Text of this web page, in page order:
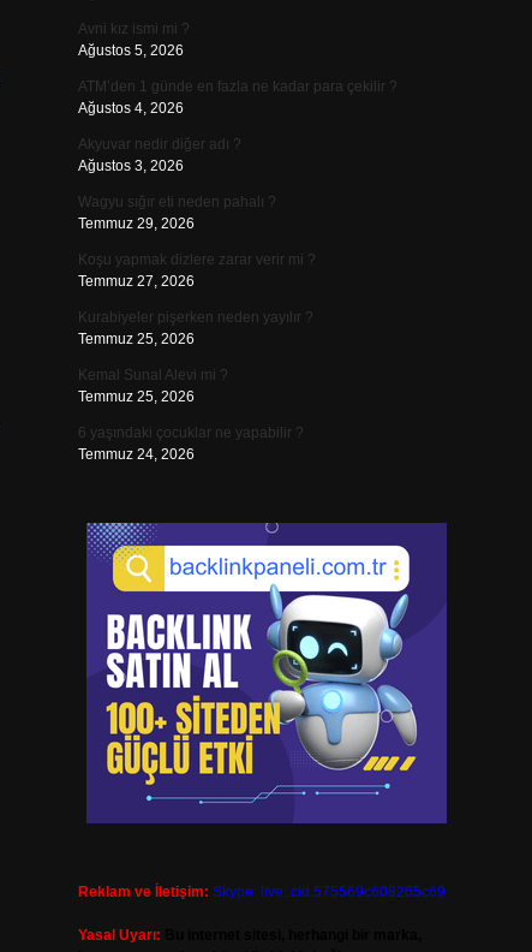
Avni kız ismi mi ?
Ağustos 5, 2026
ATM’den 1 günde en fazla ne kadar para çekilir ?
Ağustos 4, 2026
Akyuvar nedir diğer adı ?
Ağustos 3, 2026
Wagyu sığır eti neden pahalı ?
Temmuz 29, 2026
Koşu yapmak dizlere zarar verir mi ?
Temmuz 27, 2026
Kurabiyeler pişerken neden yayılır ?
Temmuz 25, 2026
Kemal Sunal Alevi mi ?
Temmuz 25, 2026
6 yaşındaki çocuklar ne yapabilir ?
Temmuz 24, 2026
Reklam ve İletişim: Skype: live:.cid.575569c608265c69
Yasal Uyarı: